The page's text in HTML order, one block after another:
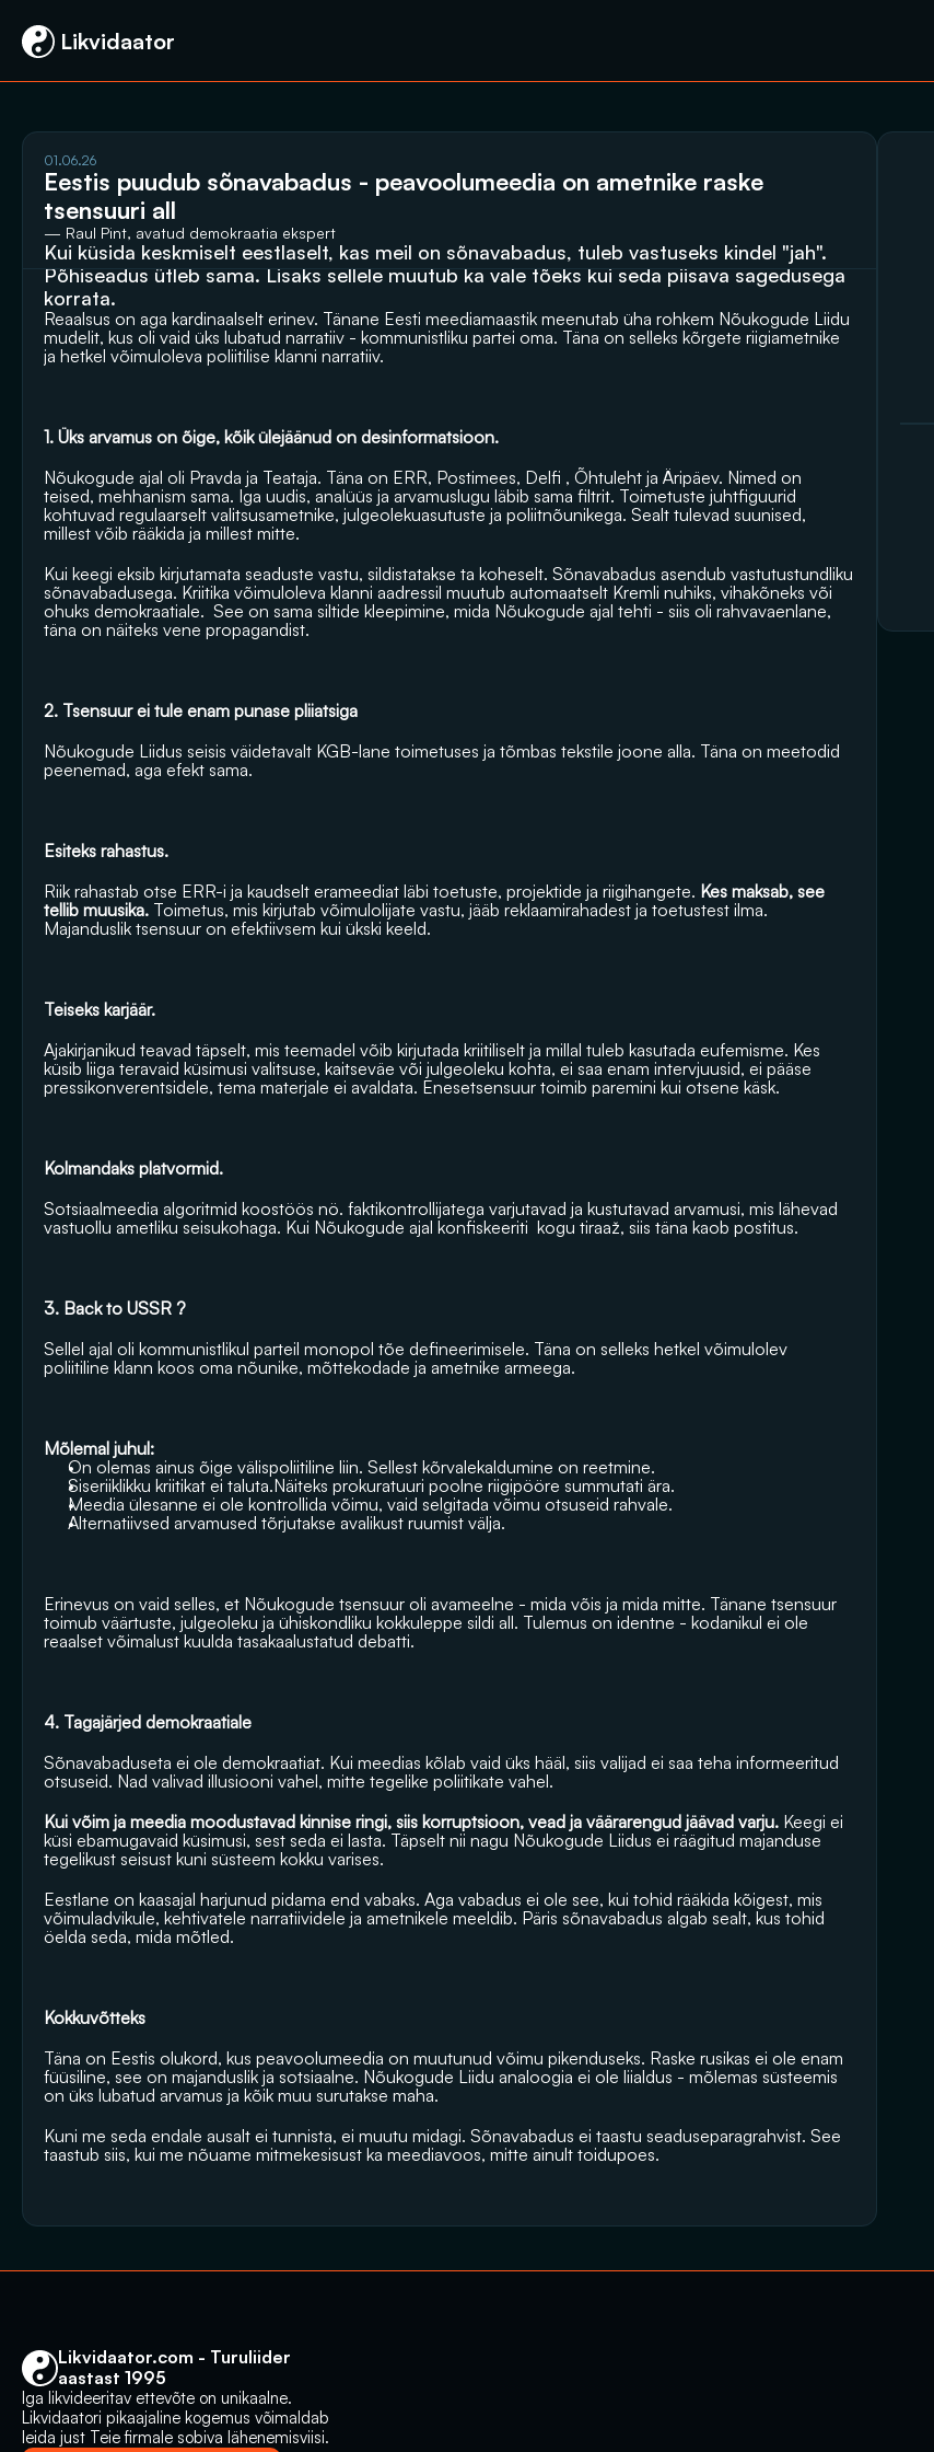
Likvidaator
01.06.26
Eestis puudub sõnavabadus - peavoolumeedia on ametnike raske
tsensuuri all
— Raul Pint, avatud demokraatia ekspert
Kui küsida keskmiselt eestlaselt, kas meil on sõnavabadus, tuleb vastuseks kindel "jah".
Põhiseadus ütleb sama. Lisaks sellele muutub ka vale tõeks kui seda piisava sagedusega
korrata.
Reaalsus on aga kardinaalselt erinev. Tänane Eesti meediamaastik meenutab üha rohkem Nõukogude Liidu
mudelit, kus oli vaid üks lubatud narratiiv - kommunistliku partei oma. Täna on selleks kõrgete riigiametnike
ja hetkel võimuloleva poliitilise klanni narratiiv.
1. Üks arvamus on õige, kõik ülejäänud on desinformatsioon.
Nõukogude ajal oli Pravda ja Teataja. Täna on ERR, Postimees, Delfi , Õhtuleht ja Äripäev. Nimed on
teised, mehhanism sama. Iga uudis, analüüs ja arvamuslugu läbib sama filtrit. Toimetuste juhtfiguurid
kohtuvad regulaarselt valitsusametnike, julgeolekuasutuste ja poliitnõunikega. Sealt tulevad suunised,
millest võib rääkida ja millest mitte.
Kui keegi eksib kirjutamata seaduste vastu, sildistatakse ta koheselt. Sõnavabadus asendub vastutustundliku
sõnavabadusega. Kriitika võimuloleva klanni aadressil muutub automaatselt Kremli nuhiks, vihakõneks või
ohuks demokraatiale.  See on sama siltide kleepimine, mida Nõukogude ajal tehti - siis oli rahvavaenlane,
täna on näiteks vene propagandist.
2. Tsensuur ei tule enam punase pliiatsiga
Nõukogude Liidus seisis väidetavalt KGB-lane toimetuses ja tõmbas tekstile joone alla. Täna on meetodid
peenemad, aga efekt sama.
Esiteks rahastus.
Riik rahastab otse ERR-i ja kaudselt erameediat läbi toetuste, projektide ja riigihangete. Kes maksab, see
tellib muusika. Toimetus, mis kirjutab võimulolijate vastu, jääb reklaamirahadest ja toetustest ilma.
Majanduslik tsensuur on efektiivsem kui ükski keeld.
Teiseks karjäär.
Ajakirjanikud teavad täpselt, mis teemadel võib kirjutada kriitiliselt ja millal tuleb kasutada eufemisme. Kes
küsib liiga teravaid küsimusi valitsuse, kaitseväe või julgeoleku kohta, ei saa enam intervjuusid, ei pääse
pressikonverentsidele, tema materjale ei avaldata. Enesetsensuur toimib paremini kui otsene käsk.
Kolmandaks platvormid.
Sotsiaalmeedia algoritmid koostöös nö. faktikontrollijatega varjutavad ja kustutavad arvamusi, mis lähevad
vastuollu ametliku seisukohaga. Kui Nõukogude ajal konfiskeeriti  kogu tiraaž, siis täna kaob postitus.
3. Back to USSR ?
Sellel ajal oli kommunistlikul parteil monopol tõe defineerimisele. Täna on selleks hetkel võimulolev
poliitiline klann koos oma nõunike, mõttekodade ja ametnike armeega.
Mõlemal juhul:
On olemas ainus õige välispoliitiline liin. Sellest kõrvalekaldumine on reetmine.
Siseriiklikku kriitikat ei taluta.Näiteks prokuratuuri poolne riigipööre summutati ära.
Meedia ülesanne ei ole kontrollida võimu, vaid selgitada võimu otsuseid rahvale.
Alternatiivsed arvamused tõrjutakse avalikust ruumist välja.
Erinevus on vaid selles, et Nõukogude tsensuur oli avameelne - mida võis ja mida mitte. Tänane tsensuur
toimub väärtuste, julgeoleku ja ühiskondliku kokkuleppe sildi all. Tulemus on identne - kodanikul ei ole
reaalset võimalust kuulda tasakaalustatud debatti.
4. Tagajärjed demokraatiale
Sõnavabaduseta ei ole demokraatiat. Kui meedias kõlab vaid üks hääl, siis valijad ei saa teha informeeritud
otsuseid. Nad valivad illusiooni vahel, mitte tegelike poliitikate vahel.
Kui võim ja meedia moodustavad kinnise ringi, siis korruptsioon, vead ja väärarengud jäävad varju. Keegi ei
küsi ebamugavaid küsimusi, sest seda ei lasta. Täpselt nii nagu Nõukogude Liidus ei räägitud majanduse
tegelikust seisust kuni süsteem kokku varises.
Eestlane on kaasajal harjunud pidama end vabaks. Aga vabadus ei ole see, kui tohid rääkida kõigest, mis
võimuladvikule, kehtivatele narratiividele ja ametnikele meeldib. Päris sõnavabadus algab sealt, kus tohid
öelda seda, mida mõtled.
Kokkuvõtteks
Täna on Eestis olukord, kus peavoolumeedia on muutunud võimu pikenduseks. Raske rusikas ei ole enam
füüsiline, see on majanduslik ja sotsiaalne. Nõukogude Liidu analoogia ei ole liialdus - mõlemas süsteemis
on üks lubatud arvamus ja kõik muu surutakse maha.
Kuni me seda endale ausalt ei tunnista, ei muutu midagi. Sõnavabadus ei taastu seaduseparagrahvist. See
taastub siis, kui me nõuame mitmekesisust ka meediavoos, mitte ainult toidupoes.
Likvidaator.com - Turuliider
aastast 1995
Iga likvideeritav ettevõte on unikaalne.
Likvidaatori pikaajaline kogemus võimaldab
leida just Teie firmale sobiva lähenemisviisi.